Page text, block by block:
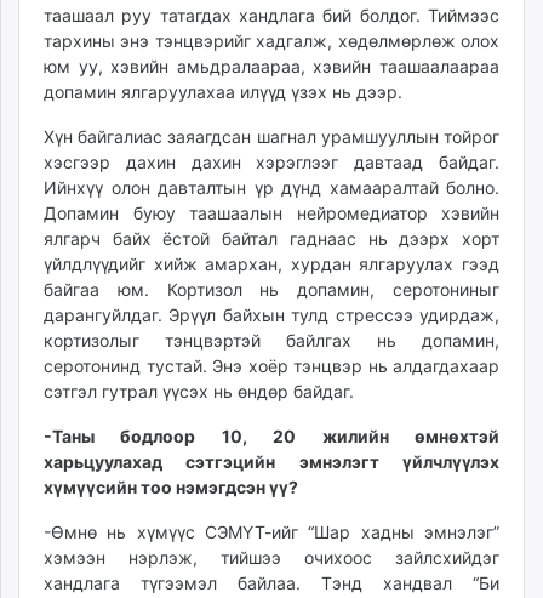
таашаал руу татагдах хандлага бий болдог. Тиймээс
тархины энэ тэнцвэрийг хадгалж, хөдөлмөрлөж олох
юм уу, хэвийн амьдралаараа, хэвийн таашаалаараа
допамин ялгаруулахаа илүүд үзэх нь дээр.
Хүн байгалиас заяагдсан шагнал урамшууллын тойрог
хэсгээр дахин дахин хэрэглээг давтаад байдаг.
Ийнхүү олон давталтын үр дүнд хамааралтай болно.
Допамин буюу таашаалын нейромедиатор хэвийн
ялгарч байх ёстой байтал гаднаас нь дээрх хорт
үйлдлүүдийг хийж амархан, хурдан ялгаруулах гээд
байгаа юм. Кортизол нь допамин, серотониныг
дарангуйлдаг. Эрүүл байхын тулд стрессээ удирдаж,
кортизолыг тэнцвэртэй байлгах нь допамин,
серотонинд тустай. Энэ хоёр тэнцвэр нь алдагдахаар
сэтгэл гутрал үүсэх нь өндөр байдаг.
-Таны бодлоор 10, 20 жилийн өмнөхтэй
харьцуулахад сэтгэцийн эмнэлэгт үйлчлүүлэх
хүмүүсийн тоо нэмэгдсэн үү?
-Өмнө нь хүмүүс СЭМҮТ-ийг “Шар хадны эмнэлэг”
хэмээн нэрлэж, тийшээ очихоос зайлсхийдэг
хандлага түгээмэл байлаа. Тэнд хандвал “Би